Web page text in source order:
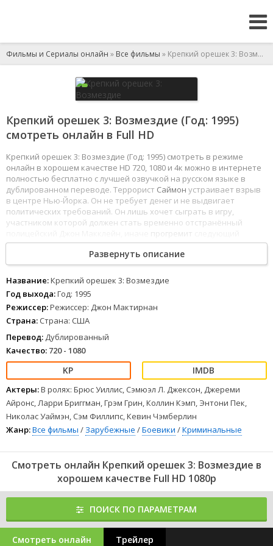
Фильмы и Сериалы онлайн » Все фильмы » Крепкий орешек 3: Возмездие
Крепкий орешек 3: Возмездие (Год: 1995)
смотреть онлайн в Full HD
Крепкий орешек 3: Возмездие (Год: 1995) смотреть в режиме
онлайн в хорошем качестве HD 720, 1080 и 4к можно в интернете
полностью бесплатно с лучшей озвучкой на русском языке в
дублированном переводе. Террорист Саймон устраивает взрыв
в центре Нью-Йорка. Он не требует денег и не выдвигает
политических требований. Он лишь хочет сыграть в игру,
участником которой должен стать временно отстранённый
прогремит
взрыв.
Развернуть описание
Название:Крепкий орешек 3: Возмездие
Год выхода:Год: 1995
Режиссер:Режиссер: Джон Мактирнан
Страна: Страна: США
Перевод: Дублированный
Качество: 720 - 1080
Актеры:В ролях: Брюс Уиллис, Сэмюэл Л. Джексон, Джереми
Айронс, Ларри Бриггман, Грэм Грин, Коллин Кэмп, Энтони Пек,
Николас Уаймэн, Сэм Филлипс, Кевин Чэмберлин
Жанр:Все фильмы / Зарубежные /Боевики /Криминальные
Смотреть онлайн Крепкий орешек 3: Возмездие в
хорошем качестве Full HD 1080p
ПОИСК ПО ПАРАМЕТРАМ
Смотреть онлайн Трейлер